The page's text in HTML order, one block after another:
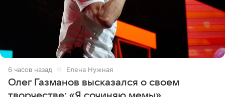
7 часов назад Елена Нужная
Олег Газманов высказался о своем